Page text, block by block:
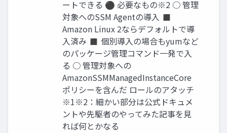
ートできる ⚫ 必要なもの※2 ○ 管理
対象へのSSM Agentの導入 ◼
Amazon Linux 2ならデフォルトで導
入済み ◼ 個別導入の場合もyumなど
のパッケージ管理コマンド一発で入
る ○ 管理対象への
AmazonSSMManagedInstanceCore
ポリシーを含んだ ロールのアタッチ
※1※2：細かい部分は公式ドキュメ
ントや先駆者のやってみた記事を見
れば何とかなる